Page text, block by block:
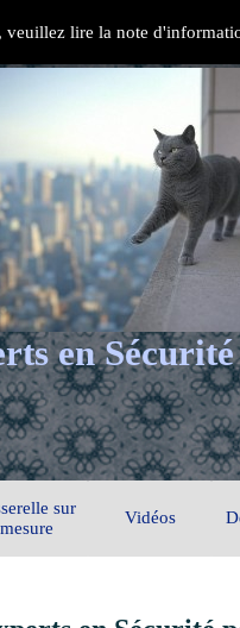
veuillez lire la note
en
sur
mesure
Vidéos